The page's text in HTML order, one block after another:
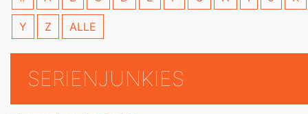
Y Z ALLE
SERIENJUNKIES